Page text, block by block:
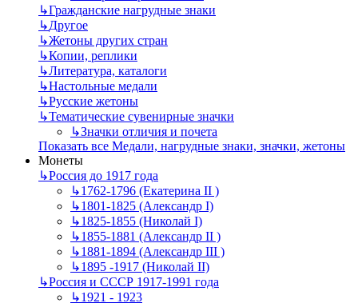
↳Гражданские нагрудные знаки
↳Другое
↳Жетоны других стран
↳Копии, реплики
↳Литература, каталоги
↳Настольные медали
↳Русские жетоны
↳Тематические сувенирные значки
↳Значки отличия и почета
Показать все Медали, нагрудные знаки, значки, жетоны
Монеты
↳Россия до 1917 года
↳1762-1796 (Екатерина II )
↳1801-1825 (Александр I)
↳1825-1855 (Николай I)
↳1855-1881 (Александр II )
↳1881-1894 (Александр III )
↳1895 -1917 (Николай II)
↳Россия и СССР 1917-1991 года
↳1921 - 1923